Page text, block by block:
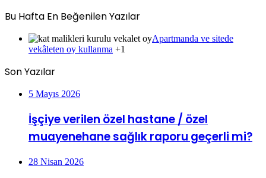
Bu Hafta En Beğenilen Yazılar
Apartmanda ve sitede
vekâleten oy kullanma +1
Son Yazılar
5 Mayıs 2026
İşçiye verilen özel hastane / özel
muayenehane sağlık raporu geçerli mi?
28 Nisan 2026